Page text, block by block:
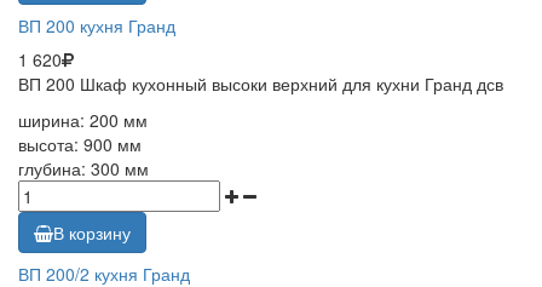
ВП 200 кухня Гранд
1 620
ВП 200 Шкаф кухонный высоки верхний для кухни Гранд дсв
ширина: 200 мм
высота: 900 мм
глубина: 300 мм
В корзину
ВП 200/2 кухня Гранд